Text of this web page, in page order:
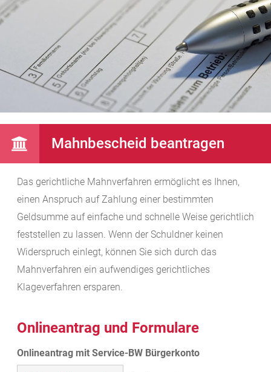
Mahnbescheid beantragen
Das gerichtliche Mahnverfahren ermöglicht es Ihnen,
einen Anspruch auf Zahlung einer bestimmten
Geldsumme auf einfache und schnelle Weise gerichtlich
feststellen zu lassen. Wenn der Schuldner keinen
Widerspruch einlegt, können Sie sich durch das
Mahnverfahren ein aufwendiges gerichtliches
Klageverfahren ersparen.
Onlineantrag und Formulare